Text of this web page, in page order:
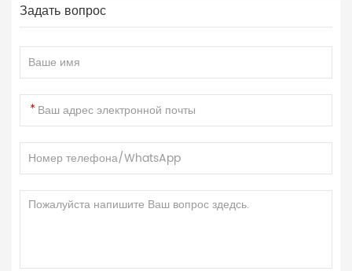
Задать вопрос